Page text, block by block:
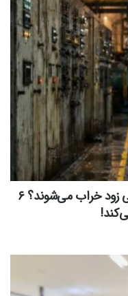
چرا بعضی تجهیزات برق صنعتی خیلی زود خراب می‌شوند؟ ۶